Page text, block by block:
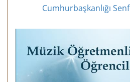
Cumhurbaşkanlığı